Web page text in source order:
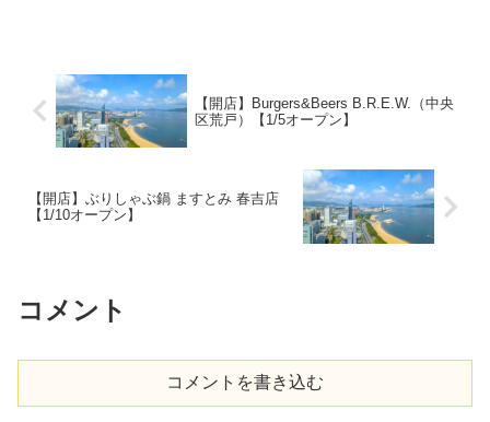
【開店】Burgers&Beers B.R.E.W.（中央
区荒戸）【1/5オープン】
【開店】ぶりしゃぶ鍋 ますとみ 春吉店
【1/10オープン】
コメント
コメントを書き込む